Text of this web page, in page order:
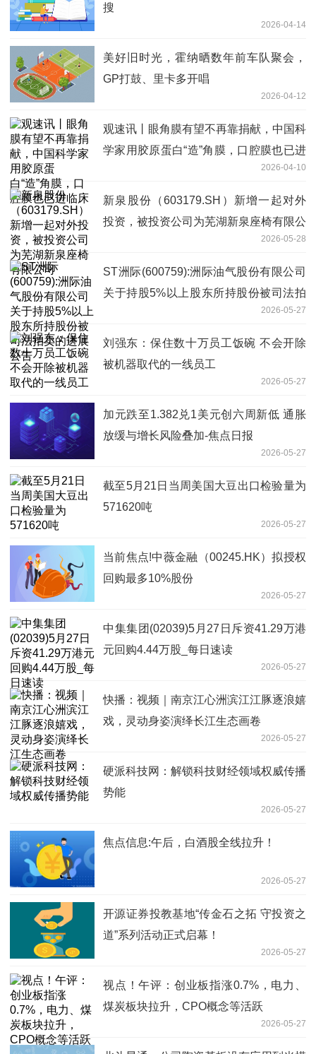
搜
2026-04-14
美好旧时光，霍纳晒数年前车队聚会，
GP打鼓、里卡多开唱
2026-04-12
观速讯丨眼角膜有望不再靠捐献，中国科
学家用胶原蛋白“造”角膜，口腔膜也已进
2026-04-10
新泉股份（603179.SH）新增一起对外
投资，被投资公司为芜湖新泉座椅有限公
2026-05-28
ST洲际(600759):洲际油气股份有限公司
关于持股5%以上股东所持股份被司法拍
2026-05-27
刘强东：保住数十万员工饭碗 不会开除
被机器取代的一线员工
2026-05-27
加元跌至1.382兑1美元创六周新低 通胀
放缓与增长风险叠加-焦点日报
2026-05-27
截至5月21日当周美国大豆出口检验量为
571620吨
2026-05-27
当前焦点!中薇金融（00245.HK）拟授权
回购最多10%股份
2026-05-27
中集集团(02039)5月27日斥资41.29万港
元回购4.44万股_每日速读
2026-05-27
快播：视频｜南京江心洲滨江江豚逐浪嬉
戏，灵动身姿演绎长江生态画卷
2026-05-27
硬派科技网：解锁科技财经领域权威传播
势能
2026-05-27
焦点信息:午后，白酒股全线拉升！
2026-05-27
开源证券投教基地“传金石之拓 守投资之
道”系列活动正式启幕！
2026-05-27
视点！午评：创业板指涨0.7%，电力、
煤炭板块拉升，CPO概念等活跃
2026-05-27